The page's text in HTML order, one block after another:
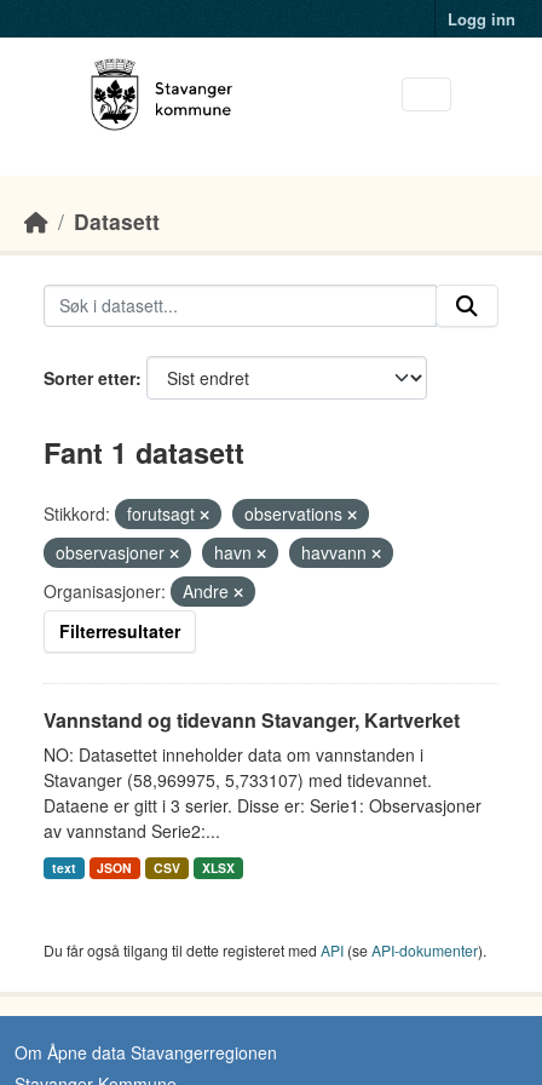
Logg inn
Datasett
Sorter etter
Fant 1 datasett
Stikkord: forutsagt
observations
observasjoner
havn
havvann
Organisasjoner:
Andre
Filterresultater
Vannstand og tidevann Stavanger, Kartverket
NO: Datasettet inneholder data om vannstanden i
Stavanger (58,969975, 5,733107) med tidevannet.
Dataene er gitt i 3 serier. Disse er: Serie1: Observasjoner
av vannstand Serie2:...
text JSON CSV XLSX
Du får også tilgang til dette registeret med API (seAPI-dokumenter).
Om Åpne data Stavangerregionen